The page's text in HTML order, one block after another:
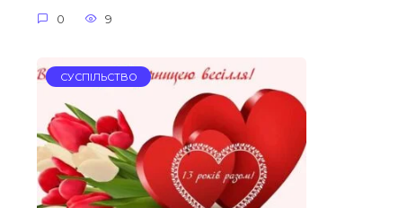
0 9
СУСПІЛЬСТВО